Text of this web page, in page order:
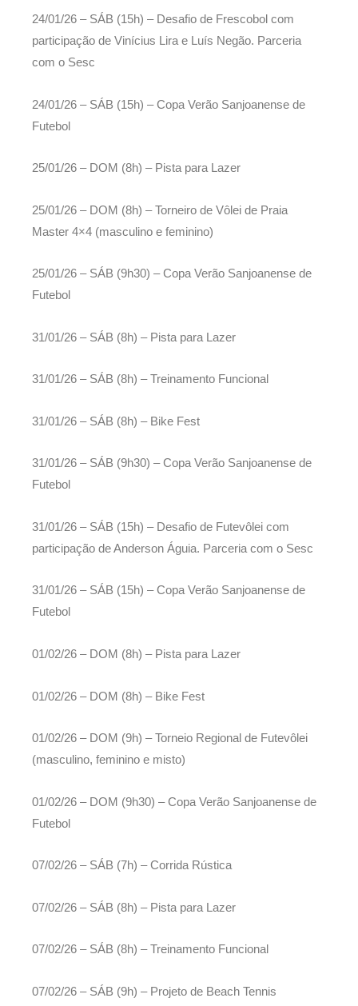
24/01/26 – SÁB (15h) – Desafio de Frescobol com
participação de Vinícius Lira e Luís Negão. Parceria
com o Sesc
24/01/26 – SÁB (15h) – Copa Verão Sanjoanense de
Futebol
25/01/26 – DOM (8h) – Pista para Lazer
25/01/26 – DOM (8h) – Torneiro de Vôlei de Praia
Master 4×4 (masculino e feminino)
25/01/26 – SÁB (9h30) – Copa Verão Sanjoanense de
Futebol
31/01/26 – SÁB (8h) – Pista para Lazer
31/01/26 – SÁB (8h) – Treinamento Funcional
31/01/26 – SÁB (8h) – Bike Fest
31/01/26 – SÁB (9h30) – Copa Verão Sanjoanense de
Futebol
31/01/26 – SÁB (15h) – Desafio de Futevôlei com
participação de Anderson Águia. Parceria com o Sesc
31/01/26 – SÁB (15h) – Copa Verão Sanjoanense de
Futebol
01/02/26 – DOM (8h) – Pista para Lazer
01/02/26 – DOM (8h) – Bike Fest
01/02/26 – DOM (9h) – Torneio Regional de Futevôlei
(masculino, feminino e misto)
01/02/26 – DOM (9h30) – Copa Verão Sanjoanense de
Futebol
07/02/26 – SÁB (7h) – Corrida Rústica
07/02/26 – SÁB (8h) – Pista para Lazer
07/02/26 – SÁB (8h) – Treinamento Funcional
07/02/26 – SÁB (9h) – Projeto de Beach Tennis